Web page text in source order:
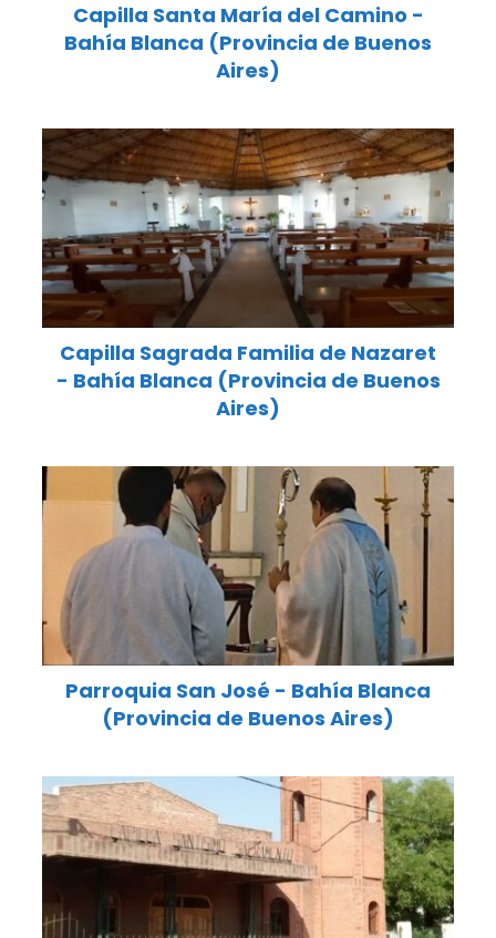
Capilla Santa María del Camino -
Bahía Blanca (Provincia de Buenos
Aires)
Capilla Sagrada Familia de Nazaret
- Bahía Blanca (Provincia de Buenos
Aires)
Parroquia San José - Bahía Blanca
(Provincia de Buenos Aires)